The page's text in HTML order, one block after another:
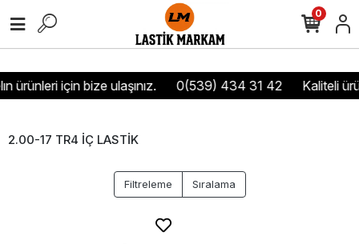
ürünleri için bize ulaşınız. 0(539) 434 31 42 Kaliteli
0
2.00-17 TR4 İÇ LASTİK
Filtreleme Sıralama